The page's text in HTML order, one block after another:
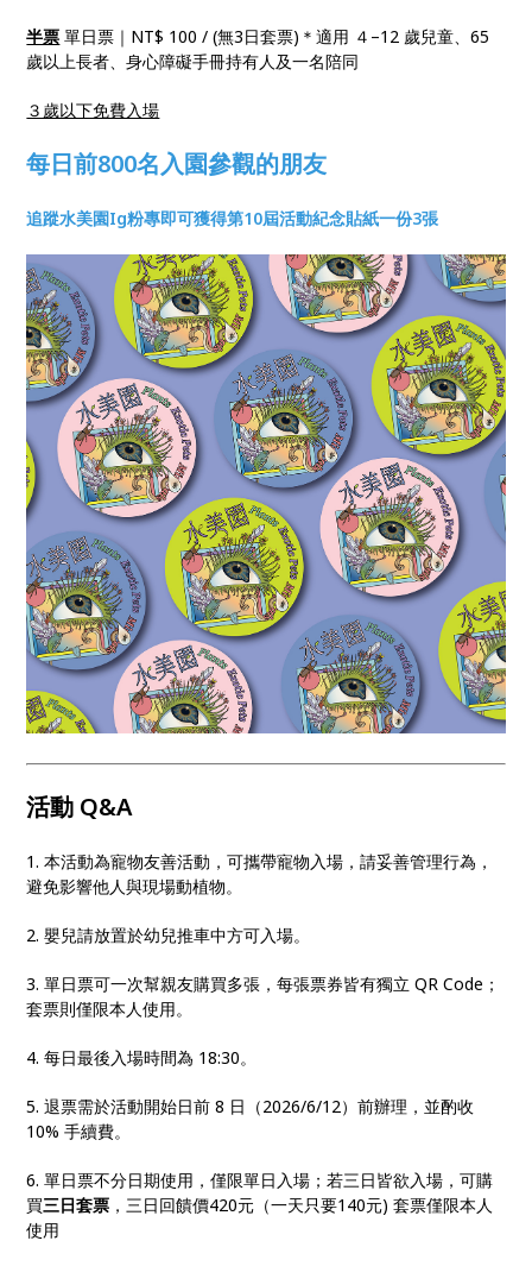
半票 單日票｜NT$ 100 / (無3日套票)＊適用 ４–12 歲兒童、65
歲以上長者、身心障礙手冊持有人及一名陪同
３歲以下免費入場
每日前800名入園參觀的朋友
追蹤水美園Ig粉專即可獲得第10屆活動紀念貼紙一份3張
活動 Q&A
1. 本活動為寵物友善活動，可攜帶寵物入場，請妥善管理行為，
避免影響他人與現場動植物。
2. 嬰兒請放置於幼兒推車中方可入場。
3. 單日票可一次幫親友購買多張，每張票券皆有獨立 QR Code；
套票則僅限本人使用。
4. 每日最後入場時間為 18:30。
5. 退票需於活動開始日前 8 日（2026/6/12）前辦理，並酌收
10% 手續費。
6. 單日票不分日期使用，僅限單日入場；若三日皆欲入場，可購
買三日套票 ，三日回饋價420元（一天只要140元) 套票僅限本人
使用